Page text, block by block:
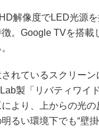
解像度でLED光源
。Google TVを搭
れているスクリー
製「リバティワイ
より、上からの光
るい環境下でも“壁